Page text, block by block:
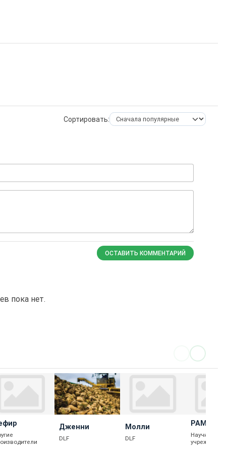
Сортировать:
ОСТАВИТЬ КОММЕНТАРИЙ
пока нет.
Дженни
DLF
Молли
DLF
МС 68
Научные
учреждения